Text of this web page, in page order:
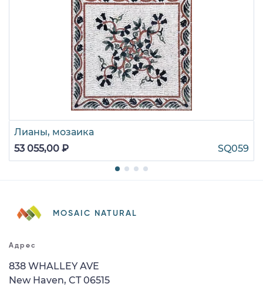
Лианы, мозаика
53 055,00 ₽
SQ059
MOSAIC NATURAL
Адрес
838 WHALLEY AVE
New Haven, CT 06515